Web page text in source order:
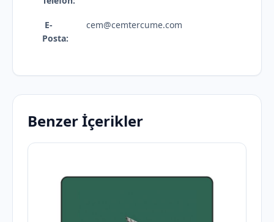
E-
Posta:
cem@cemtercume.com
Benzer İçerikler